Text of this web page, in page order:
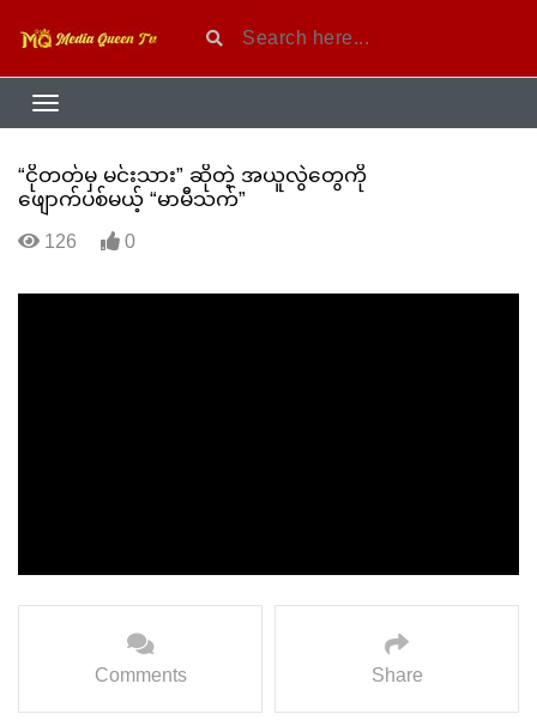
“ငိုတတ်မှ မင်းသား” ဆိုတဲ့ အယူလွဲတွေကို
ဖျောက်ပစ်မယ့် “မာမီသက်”
126 0
Comments Share